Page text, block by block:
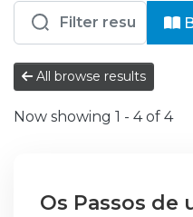
Entities
All browse results
Now showing 1 - 4 of 4
Os Passos de